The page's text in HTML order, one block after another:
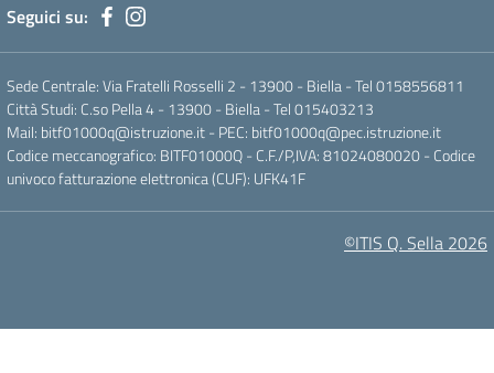
Seguici su:
Sede Centrale: Via Fratelli Rosselli 2 - 13900 - Biella - Tel 0158556811
Città Studi: C.so Pella 4 - 13900 - Biella - Tel 015403213
Mail: bitf01000q@istruzione.it- PEC: bitf01000q@pec.istruzione.it
Codice meccanografico: BITF01000Q - C.F./P,IVA: 81024080020 - Codice
univoco fatturazione elettronica (CUF): UFK41F
©ITIS Q. Sella 2026